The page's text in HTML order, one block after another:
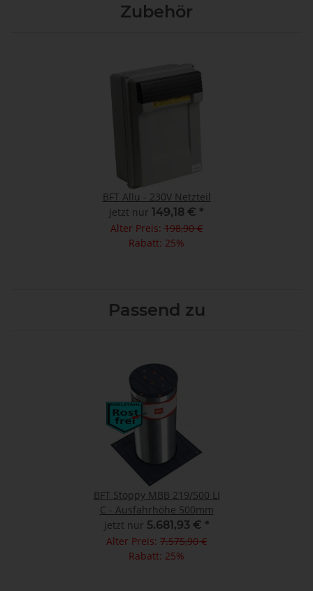
Zubehör
BFT Allu - 230V Netzteil
jetzt nur 149,18 € *
Alter Preis: 198,90 €
Rabatt: 25%
Passend zu
BFT Stoppy MBB 219/500 LI
C - Ausfahrhöhe 500mm
jetzt nur 5.681,93 € *
Alter Preis: 7.575,90 €
Rabatt: 25%